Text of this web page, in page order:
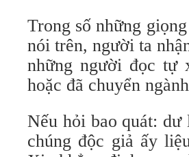
Trong số những
nói trên, người ta
những người đọc tự
hoặc đã chuyển
Nếu hỏi bao quát:
chúng độc giả ấy